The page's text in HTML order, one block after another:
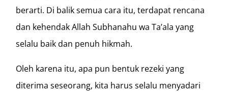
berarti. Di balik semua cara itu, terdapat rencana
dan kehendak Allah Subhanahu wa Ta’ala yang
selalu baik dan penuh hikmah.
Oleh karena itu, apa pun bentuk rezeki yang
diterima seseorang, kita harus selalu menyadari